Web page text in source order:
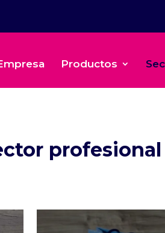
Productos
profesional